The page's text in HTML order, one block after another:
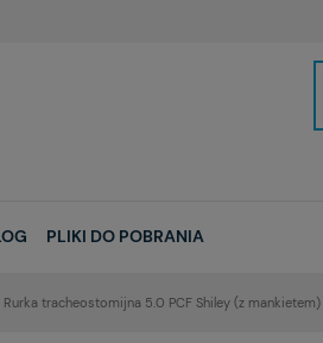
PLIKI DO POBRANIA
Rurka tracheostomijna 5.0 PCF Shiley (z mankietem)